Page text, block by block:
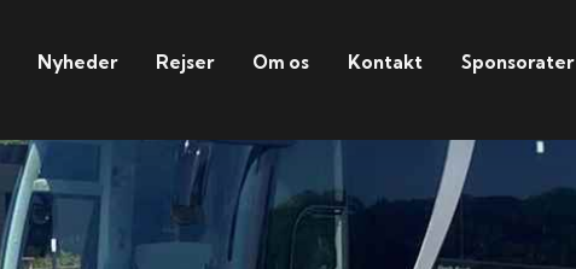
Nyheder Rejser Om os Kontakt Sponsorater